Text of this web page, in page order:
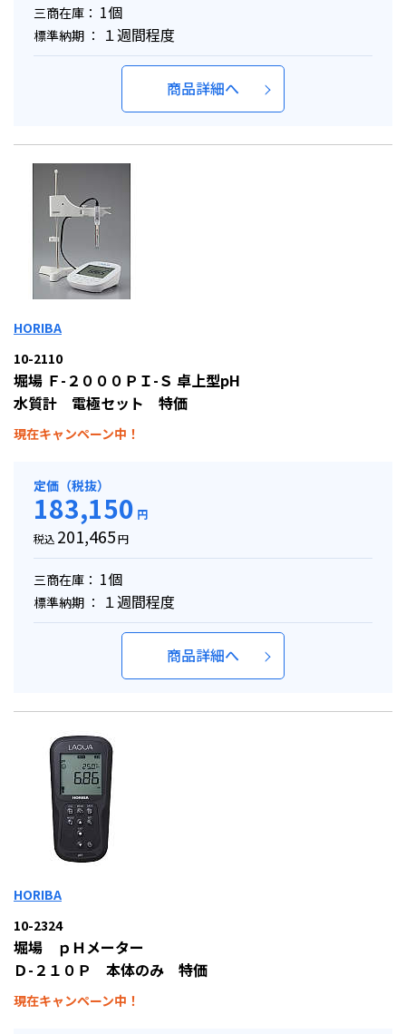
三商在庫： 1個
標準納期 ： １週間程度
商品詳細へ
HORIBA
10-2110
堀場 Ｆ-２０００ＰＩ-Ｓ 卓上型pH
水質計 電極セット 特価
現在キャンペーン中！
定価（税抜）
183,150 円
税込 201,465円
三商在庫： 1個
標準納期 ： １週間程度
商品詳細へ
HORIBA
10-2324
堀場 ｐＨメーター
Ｄ-２１０Ｐ 本体のみ 特価
現在キャンペーン中！